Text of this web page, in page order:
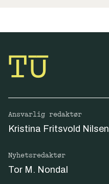
Ansvarlig redaktør
Kristina Fritsvold Nilsen
Nyhetsredaktør
Tor M. Nondal